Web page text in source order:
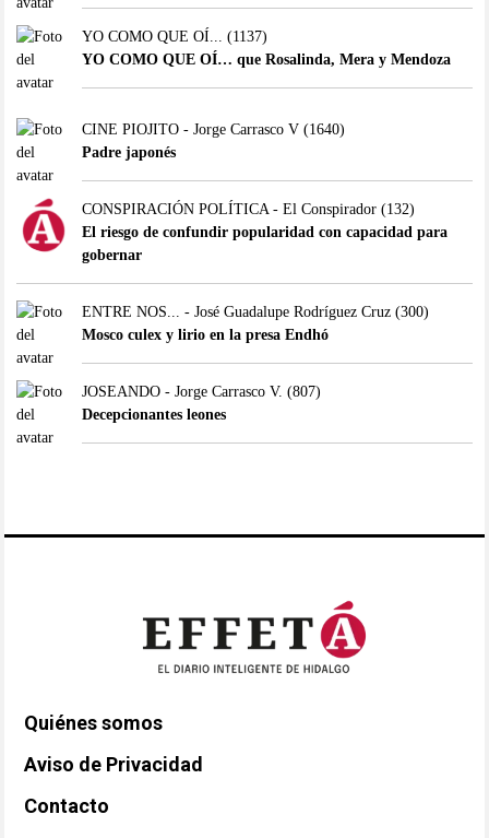
YO COMO QUE OÍ... (1137)
YO COMO QUE OÍ… que Rosalinda, Mera y Mendoza
CINE PIOJITO - Jorge Carrasco V(1640)
Padre japonés
CONSPIRACIÓN POLÍTICA - El Conspirador(132)
El riesgo de confundir popularidad con capacidad para
gobernar
ENTRE NOS... - José Guadalupe Rodríguez Cruz(300)
Mosco culex y lirio en la presa Endhó
JOSEANDO - Jorge Carrasco V. (807)
Decepcionantes leones
Quiénes somos
Aviso de Privacidad
Contacto